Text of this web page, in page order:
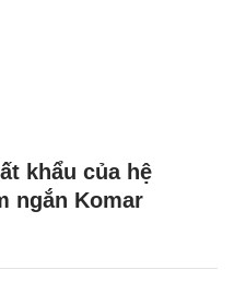
khẩu của hệ
ngắn Komar